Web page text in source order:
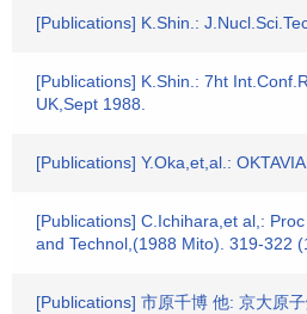
[Publications] K.Shin.:
[Publications] K.Shin.: 7ht
UK,Sept 1988.
[Publications] Y.Oka,et,al.:
[Publications] C.Ichihara,et al,:
and Technol,(1988 Mito). 319-322
[Publications] 市原千博 他: 京大原